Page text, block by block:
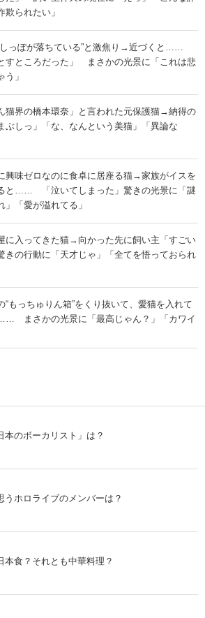
欺られたい」
しっぽが落ちている”と激焦り→近づくと……
すところだった」 まさかの光景に「これは悲
う」
猫界の橋本環奈」と言われた元保護猫→納得の
ぶしっ」「な、なんという美猫」「異論な
興味ゼロなのに食卓に居座る猫→家族がイスを
と…… 「泣いてしまった」驚きの光景に「謎
」「愛が溢れてる」
に入ってきた猫→向かった先に飼い主「すごい
の行動に「天才じゃ」「全てを悟っておられ
“もっちゅりん箱”をくり抜いて、愛猫を入れて
まさかの光景に「最高じゃん？」「カワイ
本のボーカリスト」は？
うホロライブのメンバーは？
本食？それとも中華料理？